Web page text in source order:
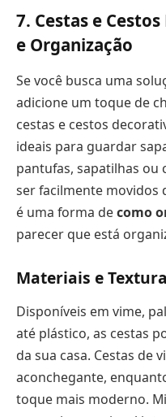
7. Cestas e
e Organização
Se você busca uma
adicione um toque de
cestas e cestos
ideais para guardar
pantufas, sapatilhas ou
ser facilmente movidos
é uma forma decomo
parecer que está
Materiais e
Disponíveis em vime,
até plástico, as cestas
da sua casa. Cestas de
aconchegante,
toque mais moderno.